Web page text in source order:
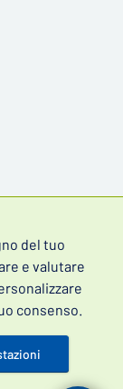
per
ricetta.
del tuo
e valutare
consenso.